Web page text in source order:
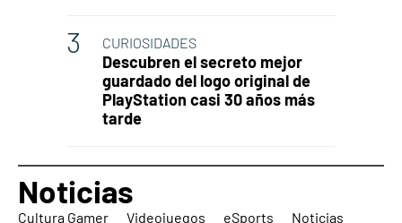
CURIOSIDADES
Descubren el secreto mejor
guardado del logo original de
PlayStation casi 30 años más
tarde
Noticias
Cultura Gamer Videojuegos eSports
Noticias